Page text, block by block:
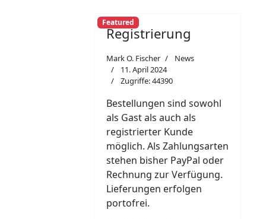
Featured
Registrierung
Mark O. Fischer
News
11. April 2024
Zugriffe: 44390
Bestellungen sind sowohl
als Gast als auch als
registrierter Kunde
möglich. Als Zahlungsarten
stehen bisher PayPal oder
Rechnung zur Verfügung.
Lieferungen erfolgen
portofrei.